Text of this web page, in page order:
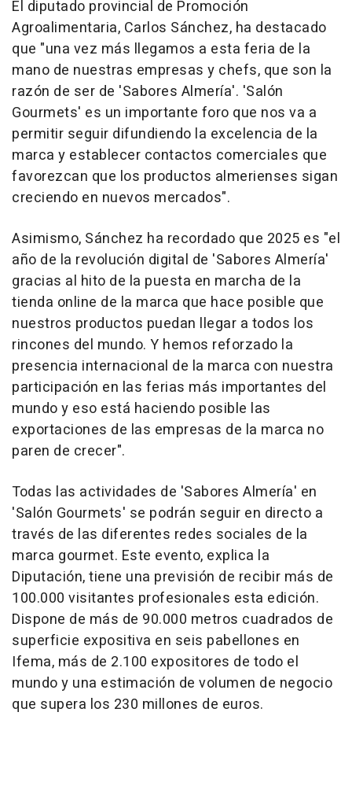
El diputado provincial de Promoción
Agroalimentaria, Carlos Sánchez, ha destacado
que "una vez más llegamos a esta feria de la
mano de nuestras empresas y chefs, que son la
razón de ser de 'Sabores Almería'. 'Salón
Gourmets' es un importante foro que nos va a
permitir seguir difundiendo la excelencia de la
marca y establecer contactos comerciales que
favorezcan que los productos almerienses sigan
creciendo en nuevos mercados".
Asimismo, Sánchez ha recordado que 2025 es "el
año de la revolución digital de 'Sabores Almería'
gracias al hito de la puesta en marcha de la
tienda online de la marca que hace posible que
nuestros productos puedan llegar a todos los
rincones del mundo. Y hemos reforzado la
presencia internacional de la marca con nuestra
participación en las ferias más importantes del
mundo y eso está haciendo posible las
exportaciones de las empresas de la marca no
paren de crecer".
Todas las actividades de 'Sabores Almería' en
'Salón Gourmets' se podrán seguir en directo a
través de las diferentes redes sociales de la
marca gourmet. Este evento, explica la
Diputación, tiene una previsión de recibir más de
100.000 visitantes profesionales esta edición.
Dispone de más de 90.000 metros cuadrados de
superficie expositiva en seis pabellones en
Ifema, más de 2.100 expositores de todo el
mundo y una estimación de volumen de negocio
que supera los 230 millones de euros.